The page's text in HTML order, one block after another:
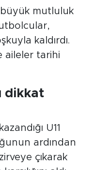
mutluluk
kaldırdı.
aileler tarihi
dikkat
U11
ardından
çıkarak